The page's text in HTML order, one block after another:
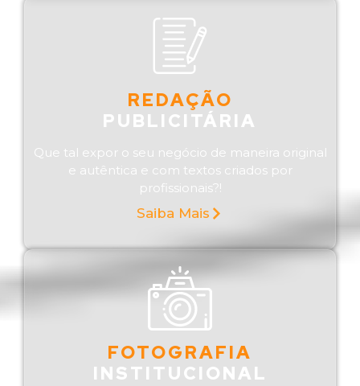
REDAÇÃO
PUBLICITÁRIA
Que tal expor o seu negócio de maneira original
e autêntica e com textos criados por
profissionais?!
Saiba Mais
FOTOGRAFIA
INSTITUCIONAL